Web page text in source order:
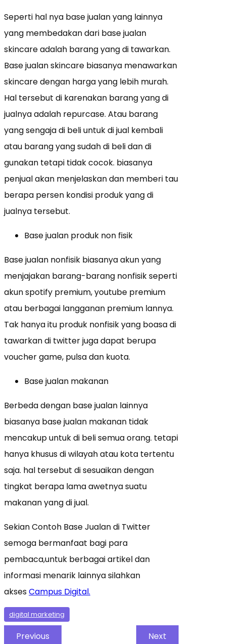
Seperti hal nya base jualan yang lainnya
yang membedakan dari base jualan
skincare adalah barang yang di tawarkan.
Base jualan skincare biasanya menawarkan
skincare dengan harga yang lebih murah.
Hal tersebut di karenakan barang yang di
jualnya adalah repurcase. Atau barang
yang sengaja di beli untuk di jual kembali
atau barang yang sudah di beli dan di
gunakan tetapi tidak cocok. biasanya
penjual akan menjelaskan dan memberi tau
berapa persen kondisi produk yang di
jualnya tersebut.
Base jualan produk non fisik
Base jualan nonfisik biasanya akun yang
menjajakan barang-barang nonfisik seperti
akun spotify premium, youtube premium
atau berbagai langganan premium lannya.
Tak hanya itu produk nonfisik yang boasa di
tawarkan di twitter juga dapat berupa
voucher game, pulsa dan kuota.
Base jualan makanan
Berbeda dengan base jualan lainnya
biasanya base jualan makanan tidak
mencakup untuk di beli semua orang. tetapi
hanya khusus di wilayah atau kota tertentu
saja. hal tersebut di sesuaikan dengan
tingkat berapa lama awetnya suatu
makanan yang di jual.
Sekian Contoh Base Jualan di Twitter
semoga bermanfaat bagi para
pembaca,untuk berbagai artikel dan
informasi menarik lainnya silahkan
aksesCampus Digital.
digital marketing
Previous Next